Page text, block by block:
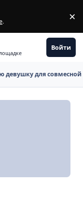
. ×
Войти
девушку для